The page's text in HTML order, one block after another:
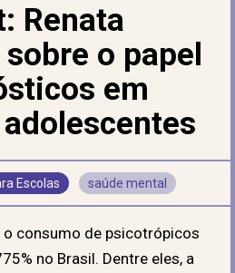
Renata
o papel
em
Escolas saúde mental
consumo de psicotrópicos
no Brasil. Dentre eles, a